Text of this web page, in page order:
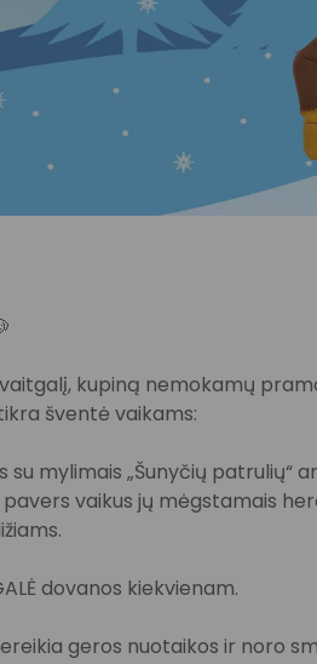
kupiną nemokamų
šventė vaikams:
mylimais „Šunyčių patrulių“
vaikus jų mėgstamais
dovanos kiekvienam.
geros nuotaikos ir noro